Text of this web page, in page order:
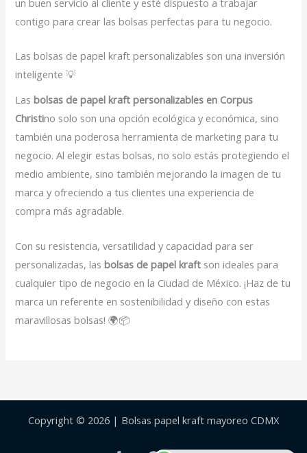
contigo para crear las bolsas perfectas para tu negocio.
Las bolsas de papel kraft personalizables son una inversión
inteligente 💡
Lasbolsas de papel kraft personalizables en Corpus
Christino solo son una opción ecológica y económica, sino
también una poderosa herramienta de marketing para tu
negocio. Al elegir estas bolsas, no solo estás protegiendo el
medio ambiente, sino también mejorando la imagen de tu
marca y ofreciendo a tus clientes una experiencia de
compra más agradable.
Con su resistencia, versatilidad y capacidad para ser
personalizadas, lasbolsas de papel kraft son ideales para
cualquier tipo de negocio en la Ciudad de México. ¡Haz de tu
marca un referente en sostenibilidad y diseño con estas
maravillosas bolsas! 🌍📦
Copyright © 2026 | Bolsas papel kraft mayoreo CDMX